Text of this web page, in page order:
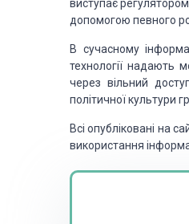
виступає
допомогою певного
В сучасному
технології надають
через вільний
політичної культури
Всі опубліковані на
використання